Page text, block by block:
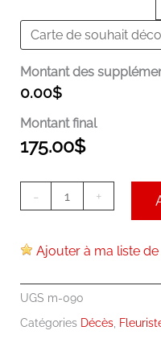
Montant des
0.00$
Montant final
175.00$
- +
Ajouter à ma liste
UGS m-090
Catégories Décès,